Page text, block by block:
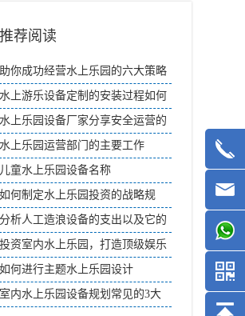
推荐阅读
助你成功经营水上乐园的六大策略
水上游乐设备定制的安装过程如何
进行？
水上乐园设备厂家分享安全运营的
建议
水上乐园运营部门的主要工作
儿童水上乐园设备名称
如何制定水上乐园投资的战略规
划？
分析人工造浪设备的支出以及它的
功能优势
投资室内水上乐园，打造顶级娱乐
体验
如何进行主题水上乐园设计
室内水上乐园设备规划常见的3大